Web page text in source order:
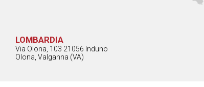
LOMBARDIA
Via Olona, 103 21056 Induno
Olona, Valganna (VA)